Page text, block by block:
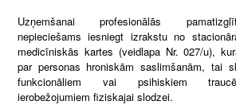
Uzņemšanai profesionālās
nepieciešams iesniegt izrakstu no
medicīniskās kartes (veidlapa Nr. 027/u),
par personas hroniskām saslimšanām, tai
funkcionāliem vai psihiskiem
ierobežojumiem fiziskajai slodzei.